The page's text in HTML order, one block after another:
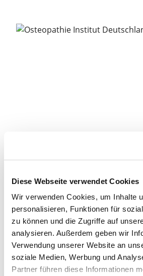
Diese Webseite verwendet Cookies
Wir verwenden Cookies, um Inhalte
personalisieren, Funktionen für
zu können und die Zugriffe auf
analysieren. Außerdem geben wir
Verwendung unserer Website an
soziale Medien, Werbung und
Partner führen diese Informationen